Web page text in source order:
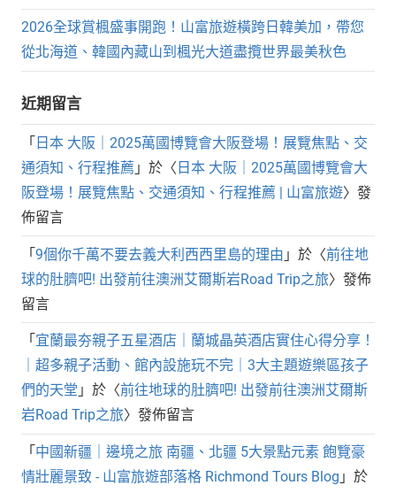
2026全球賞楓盛事開跑！山富旅遊橫跨日韓美加，帶您
從北海道、韓國內藏山到楓光大道盡攬世界最美秋色
近期留言
「 日本 大阪｜2025萬國博覽會大阪登場！展覽焦點、交
通須知、行程推薦 」於〈 日本 大阪｜2025萬國博覽會大
阪登場！展覽焦點、交通須知、行程推薦 | 山富旅遊〉發
佈留言
「 9個你千萬不要去義大利西西里島的理由 」於〈前往地
球的肚臍吧! 出發前往澳洲艾爾斯岩Road Trip之旅〉發佈
留言
「 宜蘭最夯親子五星酒店｜蘭城晶英酒店實住心得分享！
｜超多親子活動、館內設施玩不完｜3大主題遊樂區孩子
們的天堂 」於〈前往地球的肚臍吧! 出發前往澳洲艾爾斯
岩Road Trip之旅〉發佈留言
「 中國新疆｜邊境之旅 南疆、北疆 5大景點元素 飽覽豪
情壯麗景致 - 山富旅遊部落格 Richmond Tours Blog 」於